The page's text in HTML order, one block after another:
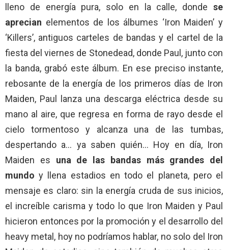
lleno de energía pura, solo en la calle, donde se
aprecian elementos de los álbumes ‘Iron Maiden’ y
‘Killers’, antiguos carteles de bandas y el cartel de la
fiesta del viernes de Stonedead, donde Paul, junto con
la banda, grabó este álbum. En ese preciso instante,
rebosante de la energía de los primeros días de Iron
Maiden, Paul lanza una descarga eléctrica desde su
mano al aire, que regresa en forma de rayo desde el
cielo tormentoso y alcanza una de las tumbas,
despertando a… ya saben quién… Hoy en día, Iron
Maiden es una de las bandas más grandes del
mundo y llena estadios en todo el planeta, pero el
mensaje es claro: sin la energía cruda de sus inicios,
el increíble carisma y todo lo que Iron Maiden y Paul
hicieron entonces por la promoción y el desarrollo del
heavy metal, hoy no podríamos hablar, no solo del Iron